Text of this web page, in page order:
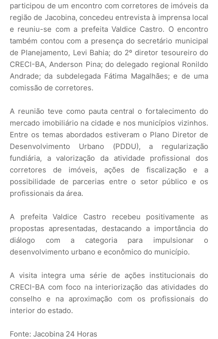
participou de um encontro com corretores de imóveis da
região de Jacobina, concedeu entrevista à imprensa local
e reuniu-se com a prefeita Valdice Castro. O encontro
também contou com a presença do secretário municipal
de Planejamento, Levi Bahia; do 2º diretor tesoureiro do
CRECI-BA, Anderson Pina; do delegado regional Ronildo
Andrade; da subdelegada Fátima Magalhães; e de uma
comissão de corretores.
A reunião teve como pauta central o fortalecimento do
mercado imobiliário na cidade e nos municípios vizinhos.
Entre os temas abordados estiveram o Plano Diretor de
Desenvolvimento Urbano (PDDU), a regularização
fundiária, a valorização da atividade profissional dos
corretores de imóveis, ações de fiscalização e a
possibilidade de parcerias entre o setor público e os
profissionais da área.
A prefeita Valdice Castro recebeu positivamente as
propostas apresentadas, destacando a importância do
diálogo com a categoria para impulsionar o
desenvolvimento urbano e econômico do município.
A visita integra uma série de ações institucionais do
CRECI-BA com foco na interiorização das atividades do
conselho e na aproximação com os profissionais do
interior do estado.
Fonte: Jacobina 24 Horas